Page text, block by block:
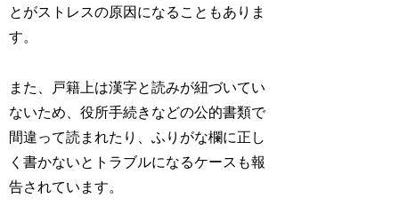
とがストレスの原因になることもありま
す。
また、戸籍上は漢字と読みが紐づいてい
ないため、役所手続きなどの公的書類で
間違って読まれたり、ふりがな欄に正し
く書かないとトラブルになるケースも報
告されています。